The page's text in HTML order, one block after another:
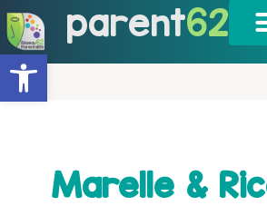
Ouvrir la barre d’outils
parent62
Marelle &